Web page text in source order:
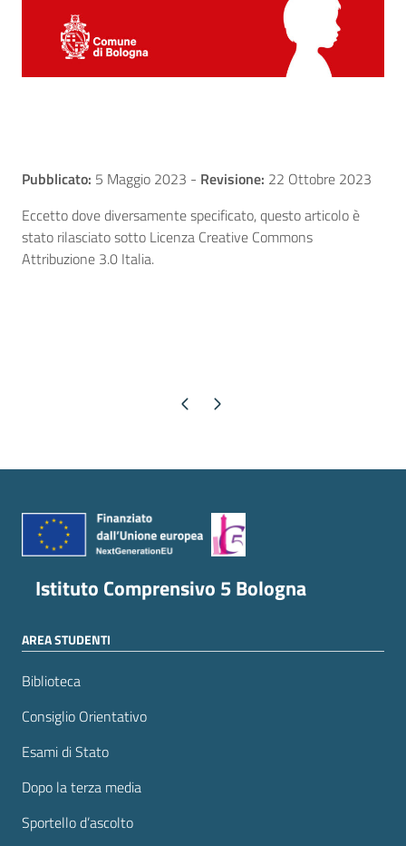
Pubblicato: 5 Maggio 2023 - Revisione: 22 Ottobre 2023
Eccetto dove diversamente specificato, questo articolo è
stato rilasciato sotto Licenza Creative Commons
Attribuzione 3.0 Italia.
Pagina precedente
Pagina successiva
Istituto Comprensivo 5 Bologna
AREA STUDENTI
Biblioteca
Consiglio Orientativo
Esami di Stato
Dopo la terza media
Sportello d’ascolto